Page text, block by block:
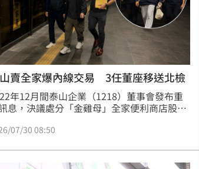
賣全家爆內線交易 3任董座移送北檢
年12月間泰山企業（1218）董事會發布重
息，決議處分「金雞母」全家便利商店股
日指揮調查局台北市調查處兵分17路搜索，
詹景超等11名被告、4名證人到案說明，3任
07/30 08:50